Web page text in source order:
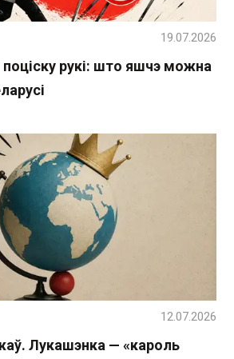
рукі: што яшчэ можна
19.07.2026
Лукашэнка — «кароль
12.07.2026